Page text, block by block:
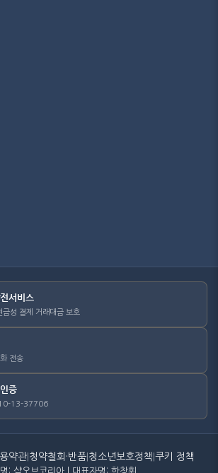
서비스
금성 결제 거래대금 보호
전송
증
13-37706
약관 청약철회·반품 청소년보호정책 쿠키 정책